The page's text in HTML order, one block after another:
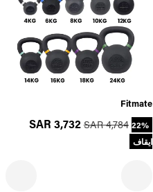
Fitmate
SAR 3,732 SAR 4,784 22%
ايقاف